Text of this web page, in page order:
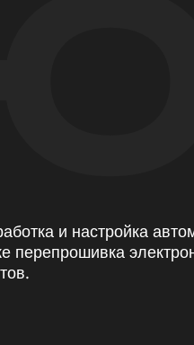
и настройка
перепрошивка